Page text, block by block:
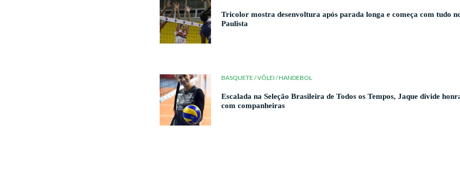
Tricolor mostra desenvoltura após parada longa e começa com tudo
Paulista
BASQUETE / VÔLEI / HANDEBOL
Escalada na Seleção Brasileira de Todos os Tempos, Jaque divide
com companheiras